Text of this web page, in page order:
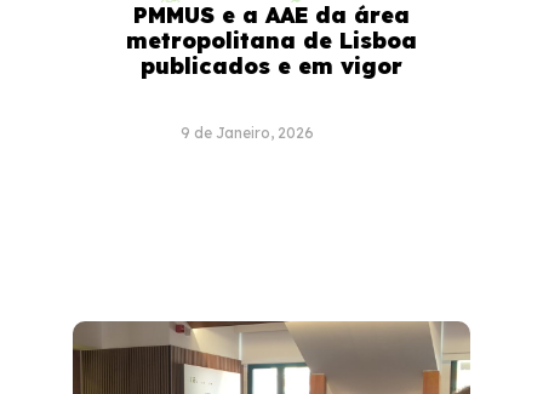
PMMUS e a AAE da área
metropolitana de Lisboa
publicados e em vigor
9 de Janeiro, 2026